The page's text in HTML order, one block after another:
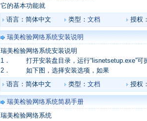
它的基本功能就
语言：简体中文
类型： 文档 授权
瑞美检验网络系统安装说明
瑞美检验网络系统安装说明
1． 打开安装盘目录，运行“lisnetsetup.exe”可
2． 如下图，选择安装选项，如果
语言：简体中文
类型： 文档 授权
瑞美检验网络系统简易手册
瑞美检验网络系统